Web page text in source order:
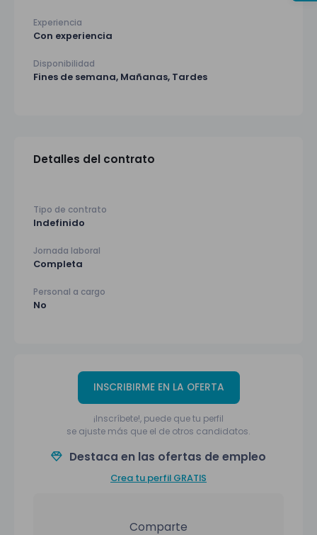
Experiencia
Con experiencia
Disponibilidad
Fines de semana, Mañanas, Tardes
Detalles del contrato
Tipo de contrato
Indefinido
Jornada laboral
Completa
Personal a cargo
No
INSCRIBIRME EN LA OFERTA
¡Inscríbete!, puede que tu perfil
se ajuste más que el de otros candidatos.
Destaca en las ofertas de empleo
Crea tu perfil GRATIS
Comparte